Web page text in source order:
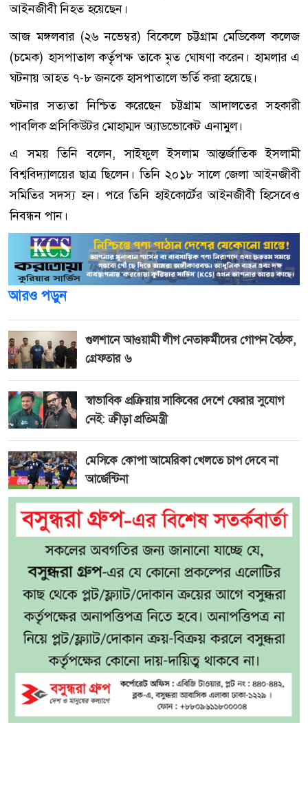
আইনজীবী নিহত হয়েছেন।
আজ মঙ্গলবার (২৬ নভেম্বর) বিকেলে চট্টগ্রাম মেডিকেল কলেজ
(চমেক) হাসপাতাল কর্তৃপক্ষ তাকে মৃত ঘোষণা করেন। হামলার এ
ঘটনায় আহত ৭-৮ জনকে হাসপাতালে ভর্তি করা হয়েছে।
ঘটনার সত্যতা নিশ্চিত করেছেন চট্টগ্রাম আদালতের সহকারী
পাবলিক প্রসিকিউটর মোহাম্মদ অ্যাডভোকেট এনামুল।
এ সময় তিনি বলেন, সাইফুল ইসলাম আন্তর্জাতিক ইসলামী
বিশ্ববিদ্যালয়ের ছাত্র ছিলেন। তিনি ২০১৮ সালে জেলা আইনজীবী
সমিতির সদস্য হন। পরে তিনি হাইকোর্টের আইনজীবী হিসেবেও
নিবন্ধন পান।
আরও পড়ুন
গুলশানে আওয়ামী লীগ নেতাকর্মীদের গোপন বৈঠক,
গ্রেফতার ৬
স্বাভাবিক প্রক্রিয়ায় সাকিবের দেশে ফেরার সুযোগ
নেই: ক্রীড়া প্রতিমন্ত্রী
মেসিকে কোপা আমেরিকা খেলতে চাপ দেবে না
আর্জেন্টিনা